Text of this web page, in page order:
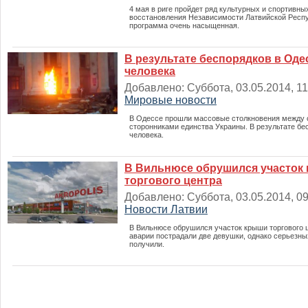
4 мая в риге пройдет ряд культурных и
восстановления Независимости Латвийской
программа очень насыщенная.
В результате беспорядков в
человека
Добавлено: Суббота, 03.05.2014,
Мировые новости
В Одессе прошли массовые столкновения между
сторонниками единства Украины. В результате
человека.
В Вильнюсе обрушился
торгового центра
Добавлено: Суббота, 03.05.2014,
Новости Латвии
В Вильнюсе обрушился участок крыши торгового
аварии пострадали две девушки, однако
получили.